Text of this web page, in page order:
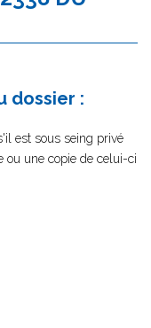
dossier :
est sous seing privé
ou une copie de celui-ci